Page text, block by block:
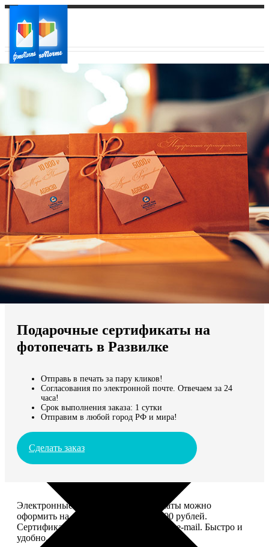
Ваш регион доставки
Выберите из списка:
Мы доставляем по всему миру
Продолжить без города
Подарочные сертификаты на
фотопечать в Развилке
Отправь в печать за пару кликов!
Согласования по электронной почте. Отвечаем за 24
часа!
Срок выполнения заказа: 1 сутки
Отправим в любой город РФ и мира!
Сделать заказ
Электронные подарочные сертификаты можно
оформить на сумму от 1 000 до 25 000 рублей.
Сертификат вы сможете отправить по e-mail. Быстро и
удобно.